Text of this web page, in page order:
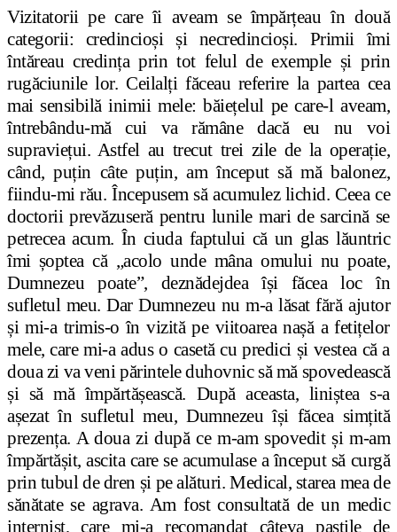
Vizitatorii pe care îi aveam se împărțeau în două
categorii: credincioși și necredincioși. Primii îmi
întăreau credința prin tot felul de exemple și prin
rugăciunile lor. Ceilalți făceau referire la partea cea
mai sensibilă inimii mele: băiețelul pe care-l aveam,
întrebându-mă cui va rămâne dacă eu nu voi
supraviețui. Astfel au trecut trei zile de la operație,
când, puțin câte puțin, am început să mă balonez,
fiindu-mi rău. Începusem să acumulez lichid. Ceea ce
doctorii prevăzuseră pentru lunile mari de sarcină se
petrecea acum. În ciuda faptului că un glas lăuntric
îmi șoptea că „acolo unde mâna omului nu poate,
Dumnezeu poate”, deznădejdea își făcea loc în
sufletul meu. Dar Dumnezeu nu m-a lăsat fără ajutor
și mi-a trimis-o în vizită pe viitoarea nașă a fetițelor
mele, care mi-a adus o casetă cu predici și vestea că a
doua zi va veni părintele duhovnic să mă spovedească
și să mă împărtășească. După aceasta, liniștea s-a
așezat în sufletul meu, Dumnezeu își făcea simțită
prezența. A doua zi după ce m-am spovedit și m-am
împărtășit, ascita care se acumulase a început să curgă
prin tubul de dren și pe alături. Medical, starea mea de
sănătate se agrava. Am fost consultată de un medic
internist, care mi-a recomandat câteva pastile de